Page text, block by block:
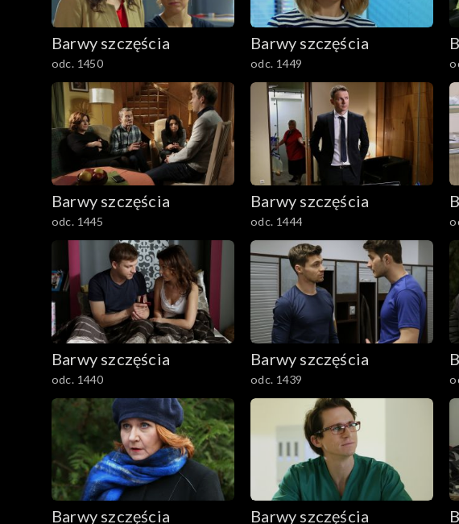
Barwy szczęścia
odc. 1450
Barwy szczęścia
odc. 1449
Barwy szczęścia
odc. 1445
Barwy szczęścia
odc. 1444
Barwy szczęścia
odc. 1440
Barwy szczęścia
odc. 1439
Barwy szczęścia Barwy szczęścia